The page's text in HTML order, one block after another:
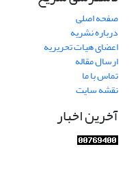
صفحه اصلی
درباره نشریه
اعضای هیات تحریریه
ارسال مقاله
تماس با ما
نقشه سایت
آخرین اخبار